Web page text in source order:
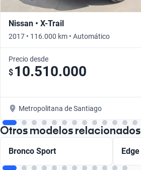
Nissan • X-Trail
2017 • 116.000 km • Automático
Precio desde
$ 10.510.000
Metropolitana de Santiago
Otros modelos relacionados
Bronco Sport Edge